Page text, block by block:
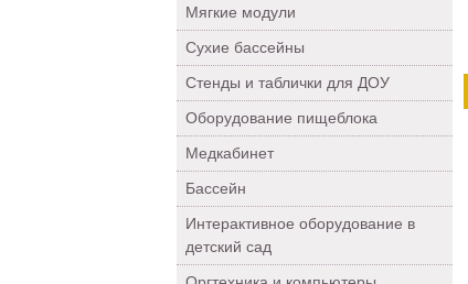
Мягкие модули
Сухие бассейны
Стенды и таблички для ДОУ
Оборудование пищеблока
Медкабинет
Бассейн
Интерактивное оборудование в
детский сад